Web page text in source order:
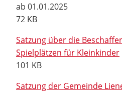
ab 01.01.2025
72 KB
Satzung über die
Spielplätzen für Kleinkinder
101 KB
Satzung der Gemeinde